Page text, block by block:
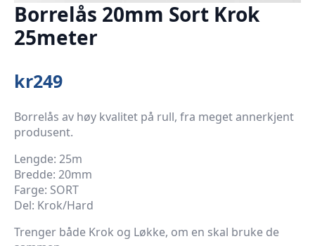
Borrelås 20mm Sort Krok
25meter
kr249
Borrelås av høy kvalitet på rull, fra meget annerkjent
produsent.
Lengde: 25m
Bredde: 20mm
Farge: SORT
Del: Krok/Hard
Trenger både Krok og Løkke, om en skal bruke de